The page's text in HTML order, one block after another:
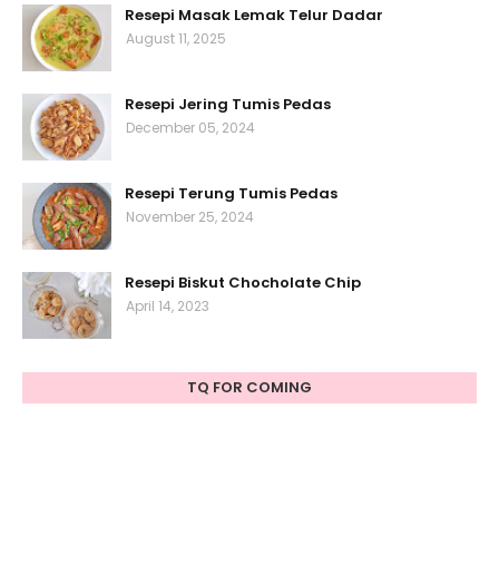
Resepi Masak Lemak Telur Dadar
August 11, 2025
Resepi Jering Tumis Pedas
December 05, 2024
Resepi Terung Tumis Pedas
November 25, 2024
Resepi Biskut Chocholate Chip
April 14, 2023
TQ FOR COMING